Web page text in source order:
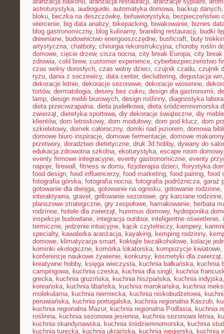
astroturystyka, audioguide, automatyka domowa, backup danych
bloku, beczka na deszczówkę, behawiorystyka, bezpieczeństwo
wiercenie, big data analizy, bikepacking, biwakowanie, biznes
blog gastronomiczny, blog kulinarny, branding restauracji, budki
drewniane, budownictwo energooszczędne, bushcraft, buty
artystyczna, chatboty, chirurgia rekonstrukcyjna, choroby roślin
domowe, cięcie drzew, cisza nocna, city break Europa, city
zdrowia, cold brew, customer experience, cyberbezpieczeństwo
czas wolny dorosłych, czas wolny dzieci, czujnik czadu, czujnik
ryżu, dania z soczewicy, data center, decluttering, degustacja win
dekoracje letnie, dekoracje sezonowe, dekoracje wiosenne,
tortów, dermatologia, desery bez cukru, design dla gastronomii,
lamp, design mebli biurowych, design roślinny, diagnostyka
dieta przeciwzapalna, dieta pudełkowa, dieta śródziemnomorska
zwierząt, dietetyka sportowa, diy dekoracje świąteczne, diy
klientów, dom letniskowy, dom modułowy, dom pod klucz, dom
szkieletowy, domek całoroczny, domki nad jeziorem, domowa
domowe biuro inspiracje, domowe fermentacje, domowe makarony
przetwory, doradztwo dietetyczne, druk 3d hobby, dywany do
edukacja zdrowotna szkolna, ekoturystyka, escape room domowy
eventy firmowe integracyjne, eventy gastronomiczne, eventy
napoje, firewall , fitness w domu, fizjoterapia dzieci, florystyka
food design, food influencerzy, food marketing, food pairing, food
fotografia górska, fotografia nocna, fotografia podróżnicza, garaż
gotowanie dla dwojga, gotowanie na ognisku, gotowanie rodzinne,
interaktywna, gravel , grillowanie sezonowe, gry karciane rodzinne
planszowe strategiczne, gry zespołowe, hamakowanie, herbata
rodzinne, hotele dla zwierząt, hummus domowy, hydroponika
inspekcje budowlane, integracja outdoor, inteligentne oświetlenie,
termiczne, jedzenie intuicyjne, kącik czytelniczy, kampery,
specialty, kawalerka aranżacja, kayaking, kemping rodzinny,
domowe, klimatyzacja smart, koktajle bezalkoholowe, kolacje
kominki ekologiczne, komórka lokatorska, kompozycje kwiatowe,
konferencje naukowe żywienie, konkursy, kosmetyki dla zwierząt
kreatywne hobby, księga wieczysta, kuchnia bałkańska, kuchnia
campingowa, kuchnia czeska, kuchnia dla singli, kuchnia
grecka, kuchnia gruzińska, kuchnia hiszpańska, kuchnia indyjska
koreańska, kuchnia libańska, kuchnia marokańska, kuchnia
molekularna, kuchnia niemiecka, kuchnia niskobudżetowa,
peruwiańska, kuchnia portugalska, kuchnia regionalna Kaszub,
kuchnia regionalna Mazur, kuchnia regionalna Podlasia, kuchnia
roślinna, kuchnia sezonowa jesienna, kuchnia sezonowa letnia,
kuchnia skandynawska, kuchnia śródziemnomorska, kuchnia
kuchnia turecka, kuchnia ukraińska, kuchnia węgierska, kuchnia